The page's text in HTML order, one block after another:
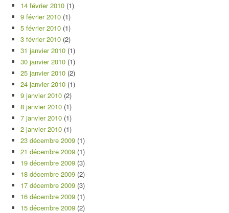
14 février 2010 (1)
9 février 2010 (1)
5 février 2010 (1)
3 février 2010 (2)
31 janvier 2010 (1)
30 janvier 2010 (1)
25 janvier 2010 (2)
24 janvier 2010 (1)
9 janvier 2010 (2)
8 janvier 2010 (1)
7 janvier 2010 (1)
2 janvier 2010 (1)
23 décembre 2009 (1)
21 décembre 2009 (1)
19 décembre 2009 (3)
18 décembre 2009 (2)
17 décembre 2009 (3)
16 décembre 2009 (1)
15 décembre 2009 (2)